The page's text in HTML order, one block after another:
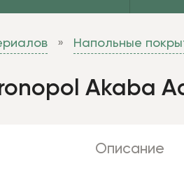
Напольные
Akaba
Описание